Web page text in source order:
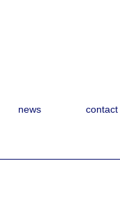
news contact